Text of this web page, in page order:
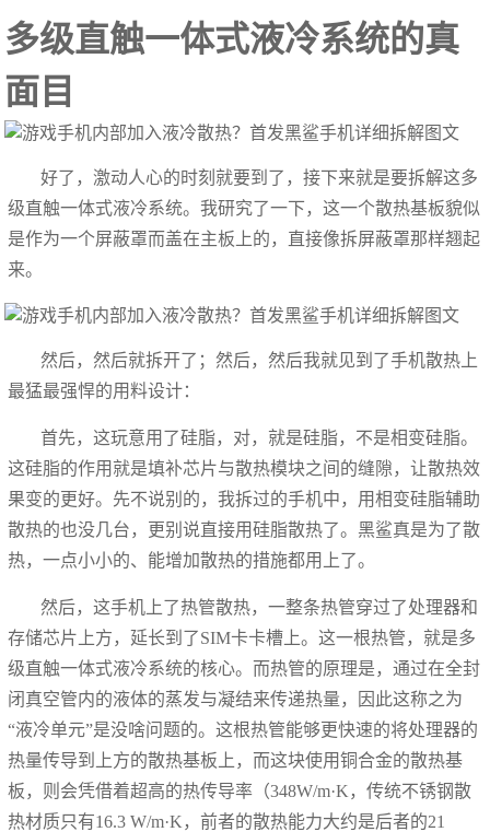
多级直触一体式液冷系统的真
面目
好了，激动人心的时刻就要到了，接下来就是要拆解这多
级直触一体式液冷系统。我研究了一下，这一个散热基板貌似
是作为一个屏蔽罩而盖在主板上的，直接像拆屏蔽罩那样翘起
来。
然后，然后就拆开了；然后，然后我就见到了手机散热上
最猛最强悍的用料设计：
首先，这玩意用了硅脂，对，就是硅脂，不是相变硅脂。
这硅脂的作用就是填补芯片与散热模块之间的缝隙，让散热效
果变的更好。先不说别的，我拆过的手机中，用相变硅脂辅助
散热的也没几台，更别说直接用硅脂散热了。黑鲨真是为了散
热，一点小小的、能增加散热的措施都用上了。
然后，这手机上了热管散热，一整条热管穿过了处理器和
存储芯片上方，延长到了SIM卡卡槽上。这一根热管，就是多
级直触一体式液冷系统的核心。而热管的原理是，通过在全封
闭真空管内的液体的蒸发与凝结来传递热量，因此这称之为
“液冷单元”是没啥问题的。这根热管能够更快速的将处理器的
热量传导到上方的散热基板上，而这块使用铜合金的散热基
板，则会凭借着超高的热传导率（348W/m·K，传统不锈钢散
热材质只有16.3 W/m·K，前者的散热能力大约是后者的21